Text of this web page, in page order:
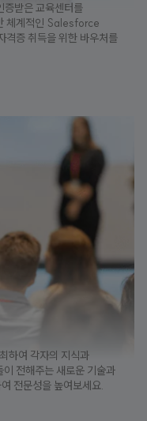
받은 교육센터를
체계적인 Salesforce
격증 취득을 위한 바우처를
하여 각자의 지식과
전해주는 새로운 기술과
전문성을 높여보세요.